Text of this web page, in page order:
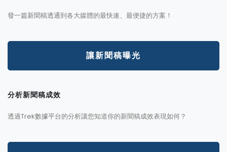
發一篇新聞稿透通到各大媒體的最快速、最便捷的方案！
讓新聞稿曝光
分析新聞稿成效
透過Trek數據平台的分析讓您知道你的新聞稿成效表現如何？